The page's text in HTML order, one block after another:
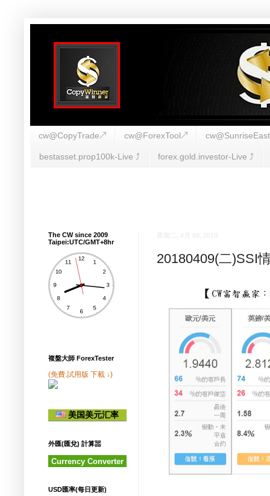
cw@CopyTrade↗ cw@ForexTool↗
bestasset.prop100k-Live ⤴︎ forex.gold.investor-Live ⤴︎
20180409(二)SSI
The CW since 2009
Taipei:UTC/GMT+8hr
複盤大師 ForexTester
(免費.試用版 下載 ↓)
美国美元汇率
外匯(匯兌) 計算噐
Currency Converter
USD匯率(每日更新)